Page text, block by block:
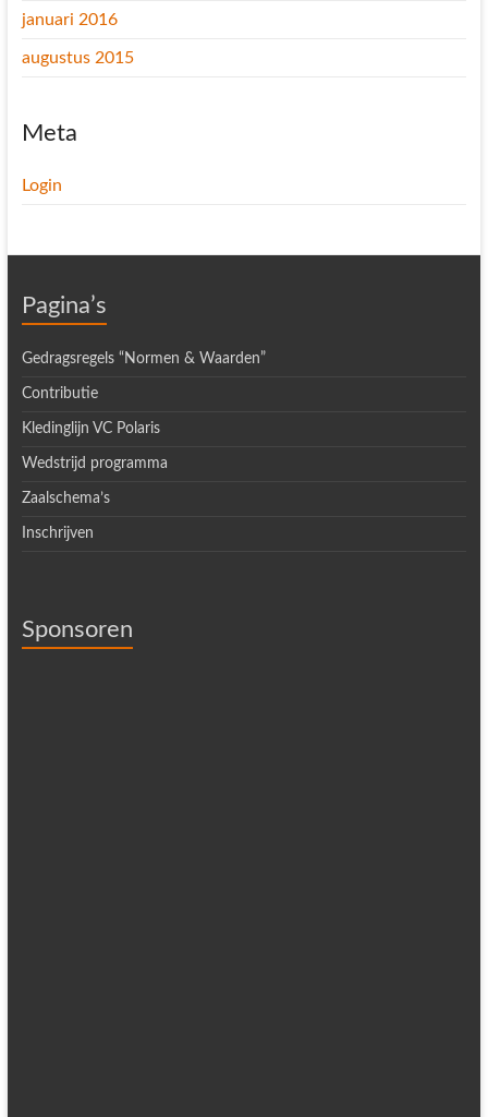
januari 2016
augustus 2015
Meta
Login
Pagina’s
Gedragsregels “Normen & Waarden”
Contributie
Kledinglijn VC Polaris
Wedstrijd programma
Zaalschema’s
Inschrijven
Sponsoren